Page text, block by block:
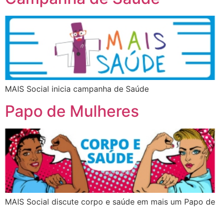
MAIS Social inicia campanha de Saúde
Papo de Mulheres
MAIS Social discute corpo e saúde em mais um Papo de